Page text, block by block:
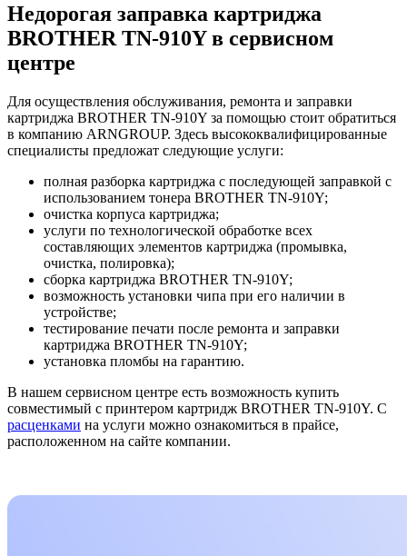
Недорогая заправка картриджа
BROTHER TN-910Y в сервисном
центре
Для осуществления обслуживания, ремонта и заправки
картриджа BROTHER TN-910Y за помощью стоит обратиться
в компанию ARNGROUP. Здесь высококвалифицированные
специалисты предложат следующие услуги:
полная разборка картриджа с последующей заправкой с
использованием тонера BROTHER TN-910Y;
очистка корпуса картриджа;
услуги по технологической обработке всех
составляющих элементов картриджа (промывка,
очистка, полировка);
сборка картриджа BROTHER TN-910Y;
возможность установки чипа при его наличии в
устройстве;
тестирование печати после ремонта и заправки
картриджа BROTHER TN-910Y;
установка пломбы на гарантию.
В нашем сервисном центре есть возможность купить
совместимый с принтером картридж BROTHER TN-910Y. С
расценками на услуги можно ознакомиться в прайсе,
расположенном на сайте компании.